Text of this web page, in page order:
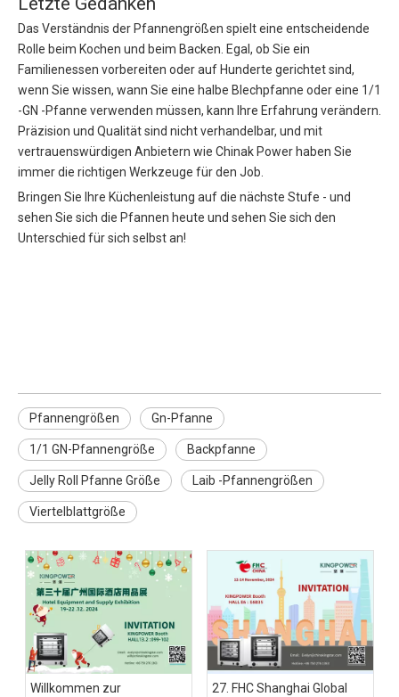
Das Verständnis der Pfannengrößen spielt eine entscheidende
Rolle beim Kochen und beim Backen. Egal, ob Sie ein
Familienessen vorbereiten oder auf Hunderte gerichtet sind,
wenn Sie wissen, wann Sie eine halbe Blechpfanne oder eine 1/1
-GN -Pfanne verwenden müssen, kann Ihre Erfahrung verändern.
Präzision und Qualität sind nicht verhandelbar, und mit
vertrauenswürdigen Anbietern wie Chinak Power haben Sie
immer die richtigen Werkzeuge für den Job.
Bringen Sie Ihre Küchenleistung auf die nächste Stufe - und
sehen Sie sich die Pfannen heute und sehen Sie sich den
Unterschied für sich selbst an!
Pfannengrößen Gn-Pfanne
1/1 GN-Pfannengröße Backpfanne
Jelly Roll Pfanne Größe Laib -Pfannengrößen
Viertelblattgröße
Willkommen zur
27. FHC Shanghai Global